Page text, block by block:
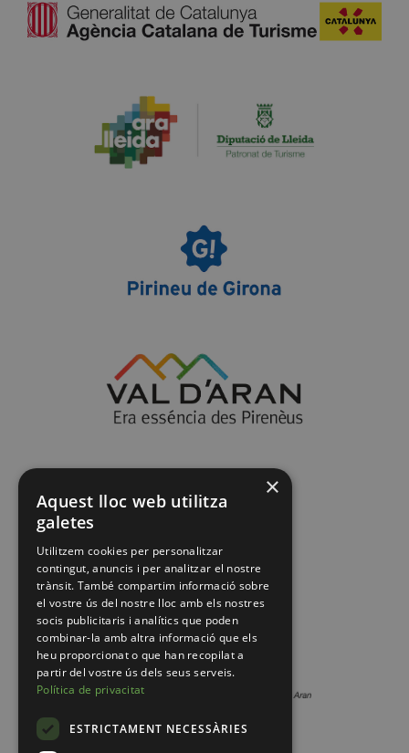
×
Aquest lloc web utilitza
galetes
Utilitzem cookies per personalitzar
contingut, anuncis i per analitzar el nostre
trànsit. També compartim informació sobre
el vostre ús del nostre lloc amb els nostres
socis publicitaris i analítics que poden
combinar-la amb altra informació que els
heu proporcionat o que han recopilat a
partir del vostre ús dels seus serveis.
Política de privacitat
ESTRICTAMENT NECESSÀRIES